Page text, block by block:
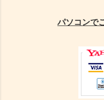
パソコンで